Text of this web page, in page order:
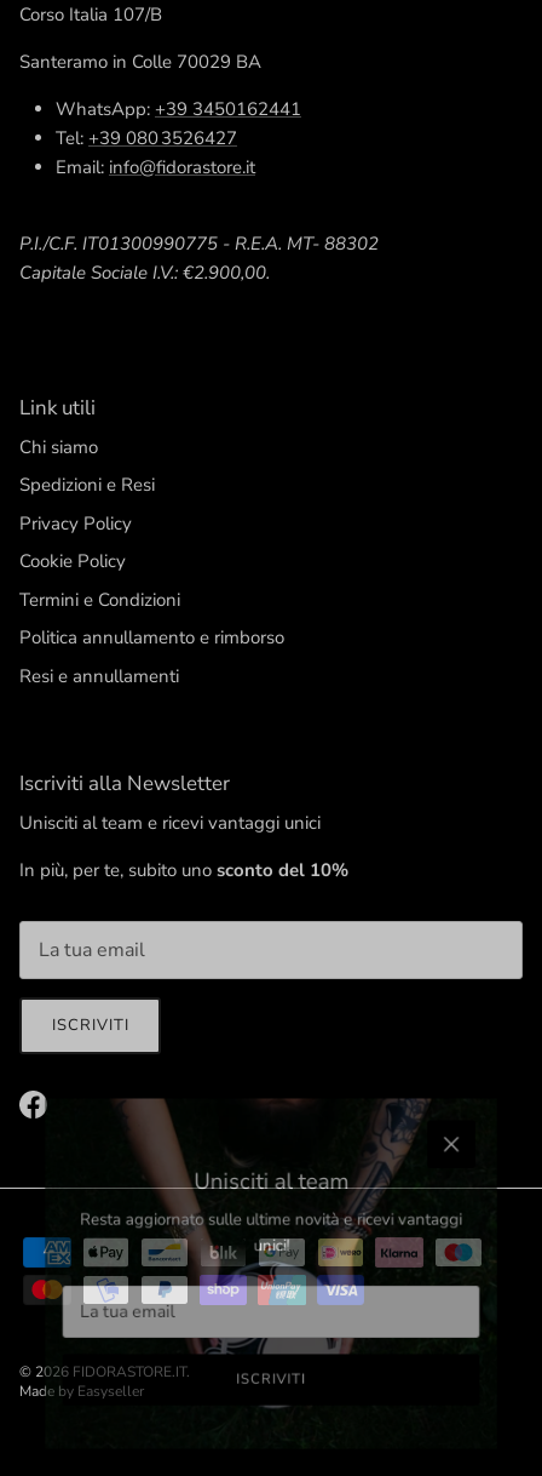
Corso Italia 107/B
Santeramo in Colle 70029 BA
WhatsApp: +39 3450162441
Tel: +39 080 3526427
Email: info@fidorastore.it
P.I./C.F. IT01300990775 - R.E.A. MT- 88302
Capitale Sociale I.V.: €2.900,00.
Link utili
Chi siamo
Spedizioni e Resi
Privacy Policy
Cookie Policy
Termini e Condizioni
Politica annullamento e rimborso
Resi e annullamenti
Iscriviti alla Newsletter
Unisciti al team e ricevi vantaggi unici
In più, per te, subito uno sconto del 10%
ISCRIVITI
Facebook
© 2026 FIDORASTORE.IT.
Made by Easyseller
Unisciti al team
Resta aggiornato sulle ultime novità e ricevi vantaggi
unici!
ISCRIVITI